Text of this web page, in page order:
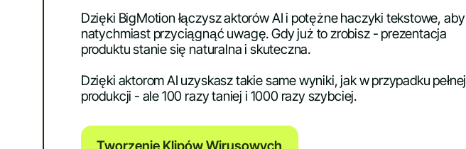
Dzięki BigMotion łączysz aktorów AI i potężne haczyki tekstowe, aby
natychmiast przyciągnąć uwagę. Gdy już to zrobisz - prezentacja
produktu stanie się naturalna i skuteczna.
Dzięki aktorom AI uzyskasz takie same wyniki, jak w przypadku pełnej
produkcji - ale 100 razy taniej i 1000 razy szybciej.
Tworzenie Klipów Wirusowych